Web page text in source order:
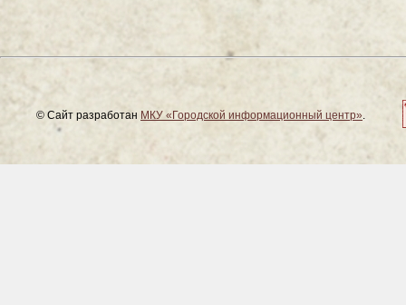
© Сайт разработан МКУ «Городской информационный центр».